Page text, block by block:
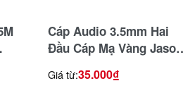
Cáp Audio 3.5mm Hai
Đầu Cáp Mạ Vàng Jasoz
)
Giá từ:35.000₫